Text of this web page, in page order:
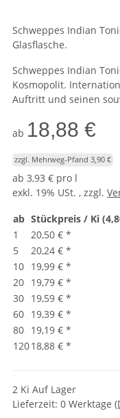
Schweppes Indian
Glasflasche.
Schweppes Indian
Kosmopolit.
Auftritt und seinen
ab 18,88 €
zzgl. Mehrweg-Pfand 3,90 €
ab 3,93 € pro l
exkl. 19% USt. , zzgl.
ab Stückpreis / Ki
1
20,50 € *
5
20,24 € *
10 19,99 € *
20 19,79 € *
30 19,59 € *
60 19,39 € *
80 19,19 € *
12018,88 € *
2 Ki Auf Lager
Lieferzeit: 0 Werktage